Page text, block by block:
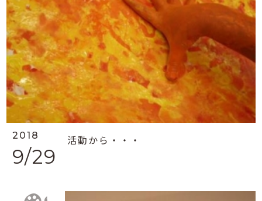
2018
9/29
活動から・・・